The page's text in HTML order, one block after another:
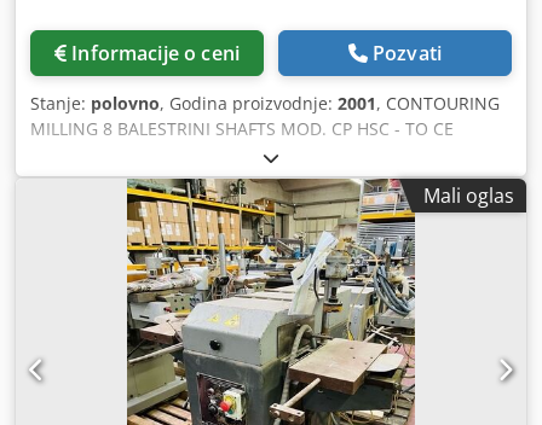
Informacije o ceni Pozvati
Stanje: polovno, Godina proizvodnje: 2001, CONTOURING
MILLING 8 BALESTRINI SHAFTS MOD. CP HSC - TO CE
STANDARDS - USED - Jedinica 1-2: mlevenje - Jedinica 3-4:
mlevenje - Jedinica 5-6: šmirgla - Jedinica 7-8: šmirgla -
Jedinica 9-10 poprečnih grupa - 10 klipova za zaključavanje
- Radna visina 180 mm. - Radna dužina 2500 mm. - Zvučno
izolovana kabina - Matr. 0 133 H2 - Godina 2001
Dedomxglhopfx Aanock
Mali oglas